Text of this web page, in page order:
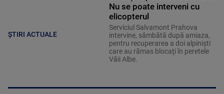
ȘTIRI ACTUALE
Nu se poate interveni cu
elicopterul
Serviciul Salvamont Prahova
intervine, sâmbătă după amiaza,
pentru recuperarea a doi alpinişti
care au rămas blocaţi în peretele
Văii Albe.